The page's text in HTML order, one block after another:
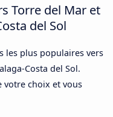
Torre del Mar et
del Sol
les plus populaires vers
Costa del Sol.
votre choix et vous